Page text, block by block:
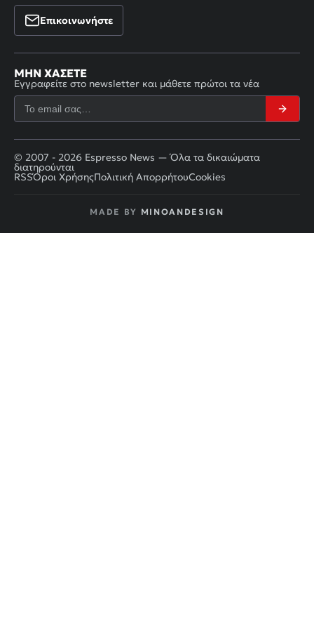
Επικοινωνήστε
ΜΗΝ ΧΆΣΕΤΕ
Εγγραφείτε στο newsletter και μάθετε πρώτοι τα νέα
© 2007 - 2026 Espresso News — Όλα τα δικαιώματα
διατηρούνται
RSSΌροι ΧρήσηςΠολιτική ΑπορρήτουCookies
MADE BY MINOANDESIGN